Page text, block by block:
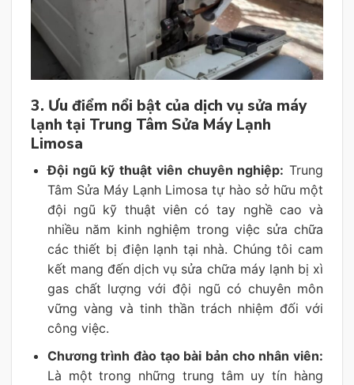
3. Ưu điểm nổi bật của dịch vụ sửa máy
lạnh tại Trung Tâm Sửa Máy Lạnh
Limosa
Đội ngũ kỹ thuật viên chuyên nghiệp: Trung
Tâm Sửa Máy Lạnh Limosa tự hào sở hữu một
đội ngũ kỹ thuật viên có tay nghề cao và
nhiều năm kinh nghiệm trong việc sửa chữa
các thiết bị điện lạnh tại nhà. Chúng tôi cam
kết mang đến dịch vụ sửa chữa máy lạnh bị xì
gas chất lượng với đội ngũ có chuyên môn
vững vàng và tinh thần trách nhiệm đối với
công việc.
Chương trình đào tạo bài bản cho nhân viên:
Là một trong những trung tâm uy tín hàng